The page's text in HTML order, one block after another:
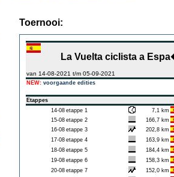
Toernooi:
La Vuelta ciclista a
van 14-08-2021 t/m 05-09-2021
NEW: voorgaande edities
Etappes
14-08 etappe 1
7,1 km
15-08 etappe 2
166,7 km
16-08 etappe 3
202,8 km
17-08 etappe 4
163,9 km
18-08 etappe 5
184,4 km
19-08 etappe 6
158,3 km
20-08 etappe 7
152,0 km